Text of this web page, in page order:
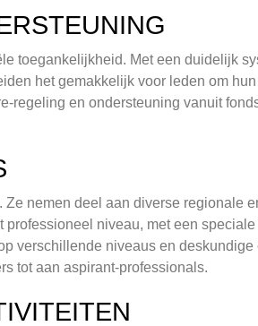
toegankelijkheid. Met een duidelijk
het gemakkelijk voor leden om
regeling en ondersteuning vanuit
nemen deel aan diverse regionale
niveau, met een
verschillende niveaus en
tot aan aspirant-professionals.